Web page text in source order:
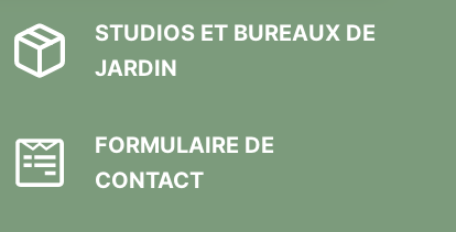
STUDIOS ET BUREAUX DE
JARDIN
FORMULAIRE DE
CONTACT